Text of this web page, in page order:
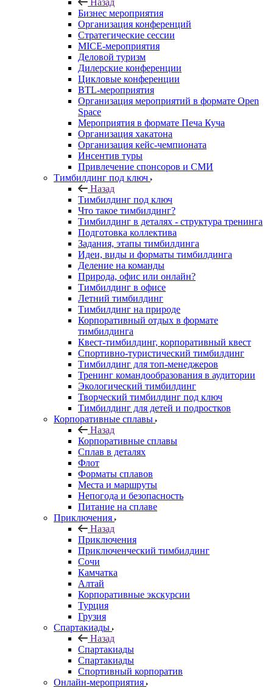
Назад
Бизнес мероприятия
Организация конференций
Стратегические сессии
MICE-мероприятия
Деловой туризм
Дилерские конференции
Цикловые конференции
BTL-мероприятия
Организация мероприятий в формате Open
Space
Мероприятия в формате Печа Куча
Организация хакатона
Организация кейс-чемпионата
Инсентив туры
Привлечение спонсоров и СМИ
Тимбилдинг под ключ
Назад
Тимбилдинг под ключ
Что такое тимбилдинг?
Тимбилдинг в деталях - структура тренинга
Подготовка коллектива
Задания, этапы тимбилдинга
Идеи, виды и форматы тимбилдинга
Деление на команды
Природа, офис или онлайн?
Тимбилдинг в офисе
Летний тимбилдинг
Тимбилдинг на природе
Корпоративный отдых в формате
тимбилдинга
Квест-тимбилдинг, корпоративный квест
Спортивно-туристический тимбилдинг
Тимбилдинг для топ-менеджеров
Тренинг командообразования в аудитории
Экологический тимбилдинг
Творческий тимбилдинг под ключ
Тимбилдинг для детей и подростков
Корпоративные сплавы
Назад
Корпоративные сплавы
Сплав в деталях
Флот
Форматы сплавов
Места и маршруты
Непогода и безопасность
Питание на сплаве
Приключения
Назад
Приключения
Приключенческий тимбилдинг
Сочи
Камчатка
Алтай
Корпоративные экскурсии
Турция
Грузия
Спартакиады
Назад
Спартакиады
Спартакиады
Спортивный корпоратив
Онлайн-мероприятия